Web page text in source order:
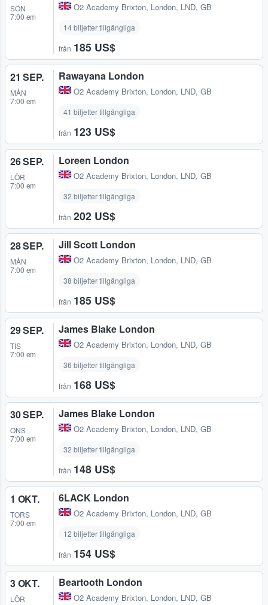
SÖN
7:00 em
O2 Academy Brixton, London, LND, GB
14 biljetter tillgängliga
från 185 US$
21 SEP.
MÅN
7:00 em
Rawayana London
O2 Academy Brixton, London, LND, GB
41 biljetter tillgängliga
från 123 US$
26 SEP.
LÖR
7:00 em
Loreen London
O2 Academy Brixton, London, LND, GB
32 biljetter tillgängliga
från 202 US$
28 SEP.
MÅN
7:00 em
Jill Scott London
O2 Academy Brixton, London, LND, GB
38 biljetter tillgängliga
från 185 US$
29 SEP.
TIS
7:00 em
James Blake London
O2 Academy Brixton, London, LND, GB
36 biljetter tillgängliga
från 168 US$
30 SEP.
ONS
7:00 em
James Blake London
O2 Academy Brixton, London, LND, GB
32 biljetter tillgängliga
från 148 US$
1 OKT.
TORS
7:00 em
6LACK London
O2 Academy Brixton, London, LND, GB
12 biljetter tillgängliga
från 154 US$
3 OKT.
LÖR
Beartooth London
O2 Academy Brixton, London, LND, GB